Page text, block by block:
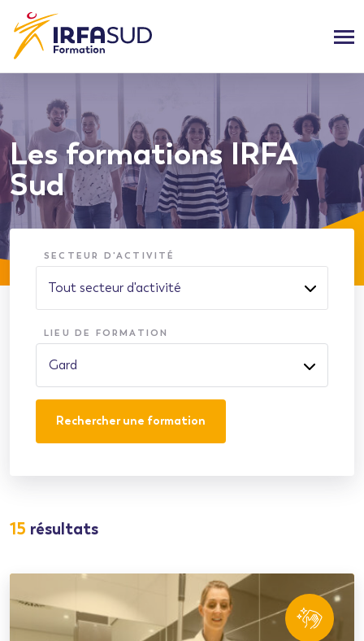
Les formations IRFA
Sud
SECTEUR D'ACTIVITÉ
LIEU DE FORMATION
Gard
Rechercher une formation
15 résultats